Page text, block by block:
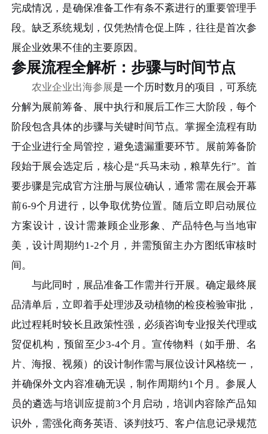
完成情况，是确保准备工作有条不紊进行的重要管理手
段。缺乏系统规划，仅凭热情仓促上阵，往往是首次参
展企业效果不佳的主要原因。
参展流程全解析：步骤与时间节点
农业企业出海参展是一个历时数月的项目，可系统
分解为展前筹备、展中执行和展后工作三大阶段，每个
阶段包含具体的步骤与关键时间节点。掌握全流程有助
于企业进行全局管控，避免遗漏重要环节。展前筹备阶
段始于展会选定后，核心是“兵马未动，粮草先行”。首
要步骤是完成官方注册与展位确认，通常需在展会开幕
前6-9个月进行，以争取优势位置。随后立即启动展位
方案设计，设计需兼顾企业形象、产品特色与当地审
美，设计周期约1-2个月，并需预留主办方图纸审核时
间。
与此同时，展品准备工作需并行开展。确定最终展
品清单后，立即着手处理涉及动植物的检疫检验审批，
此过程耗时较长且政策性强，必须咨询专业报关代理或
贸促机构，预留至少3-4个月。宣传物料（如手册、名
片、海报、视频）的设计制作需与展位设计风格统一，
并确保外文内容准确无误，制作周期约1个月。参展人
员的遴选与培训应提前3个月启动，培训内容除产品知
识外，需强化商务英语、谈判技巧、客户信息记录规范